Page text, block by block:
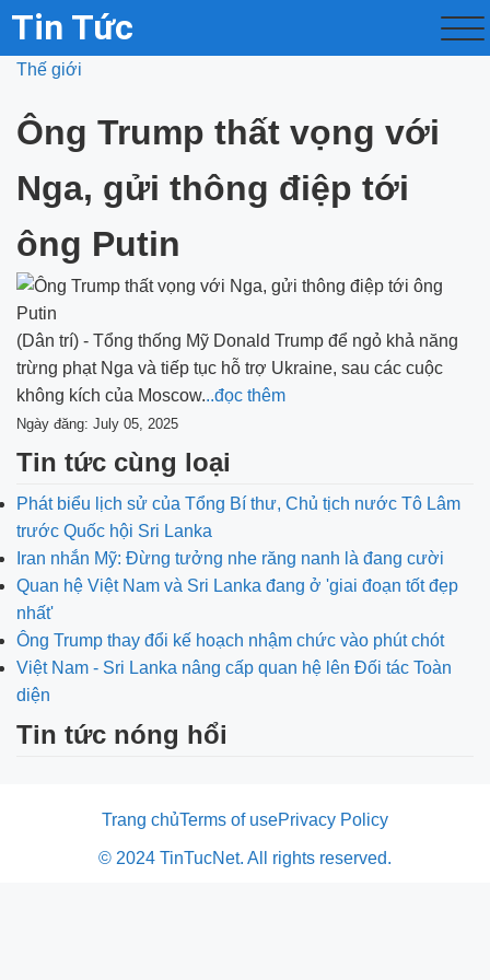
Tin Tức
Thế giới
Ông Trump thất vọng với
Nga, gửi thông điệp tới
ông Putin
(Dân trí) - Tổng thống Mỹ Donald Trump để ngỏ khả năng
trừng phạt Nga và tiếp tục hỗ trợ Ukraine, sau các cuộc
không kích của Moscow...đọc thêm
Ngày đăng: July 05, 2025
Tin tức cùng loại
Phát biểu lịch sử của Tổng Bí thư, Chủ tịch nước Tô Lâm
trước Quốc hội Sri Lanka
Iran nhắn Mỹ: Đừng tưởng nhe răng nanh là đang cười
Quan hệ Việt Nam và Sri Lanka đang ở 'giai đoạn tốt đẹp
nhất'
Ông Trump thay đổi kế hoạch nhậm chức vào phút chót
Việt Nam - Sri Lanka nâng cấp quan hệ lên Đối tác Toàn
diện
Tin tức nóng hổi
Trang chủTerms of usePrivacy Policy
© 2024 TinTucNet. All rights reserved.